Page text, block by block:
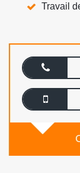
Travail